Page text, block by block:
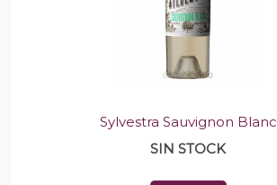
Sylvestra Sauvignon Blanc
SIN STOCK